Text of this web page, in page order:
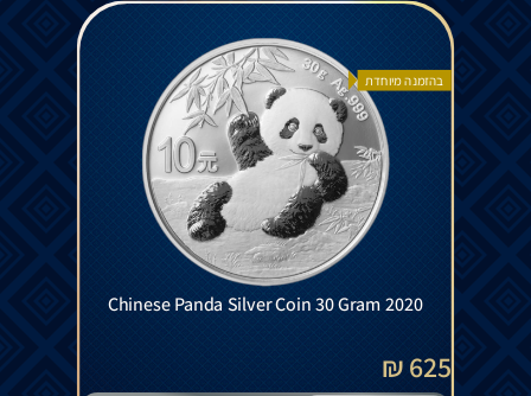
בהזמנה מיוחדת
Chinese Panda Silver Coin 30 Gram 2020
625 ₪